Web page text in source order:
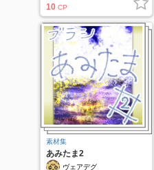
10 CP
素材集
あみたま2
ヴェアデグ